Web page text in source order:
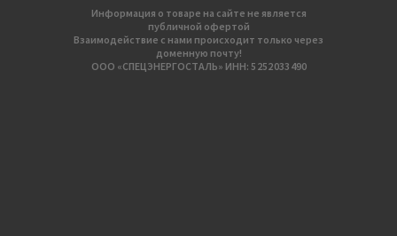
Информация о товаре на сайте не является
публичной офертой
Взаимодействие с нами происходит только через
доменную почту!
ООО «СПЕЦЭНЕРГОСТАЛЬ» ИНН: 5 252 033 490